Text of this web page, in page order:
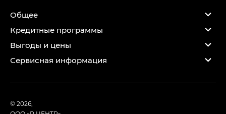
Общее
Кредитные программы
Выгоды и цены
Сервисная информация
© 2026,